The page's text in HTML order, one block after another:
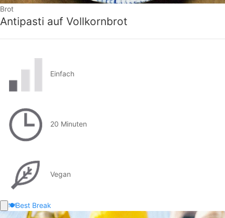
Brot
Antipasti auf Vollkornbrot
Einfach
20 Minuten
Vegan
🍽️Best Break